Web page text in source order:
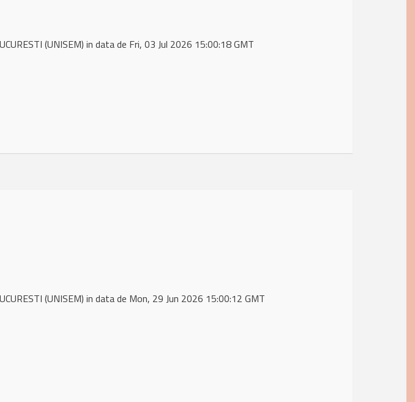
(UNISEM) in data de Fri, 03 Jul 2026 15:00:18 GMT
(UNISEM) in data de Mon, 29 Jun 2026 15:00:12 GMT